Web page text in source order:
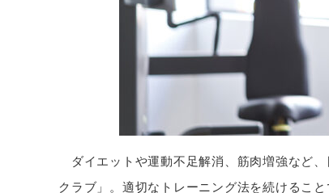
ダイエットや運動不足解消、筋肉増強など
クラブ」。適切なトレーニング法を続けるこ